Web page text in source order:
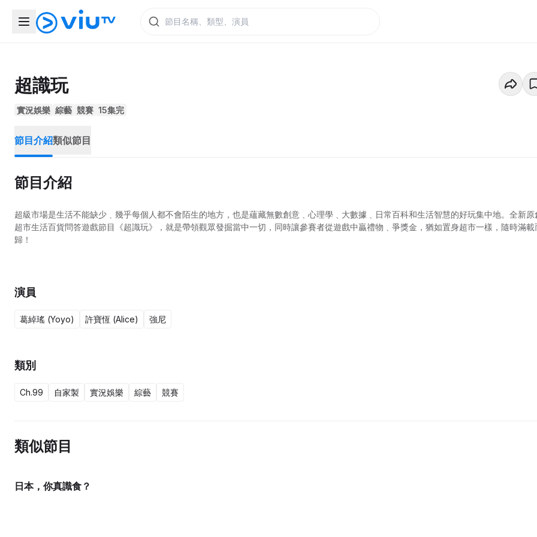
超識玩
實況娛樂 綜藝 競賽 15集完
節目介紹類似節目
節目介紹
超級市場是生活不能缺少﹑幾乎每個人都不會陌生的地方，也是蘊藏無數創意﹑心理學﹑大數據﹑日常百科和生活智慧的好玩集中地。全新原
超市生活百貨問答遊戲節目《超識玩》，就是帶領觀眾發掘當中一切，同時讓參賽者從遊戲中贏禮物﹑爭獎金，猶如置身超市一樣，隨時滿載
歸！
演員
葛綽瑤 (Yoyo) 許寶恆 (Alice) 強尼
類別
Ch.99 自家製 實況娛樂 綜藝 競賽
類似節目
日本，你真識食？